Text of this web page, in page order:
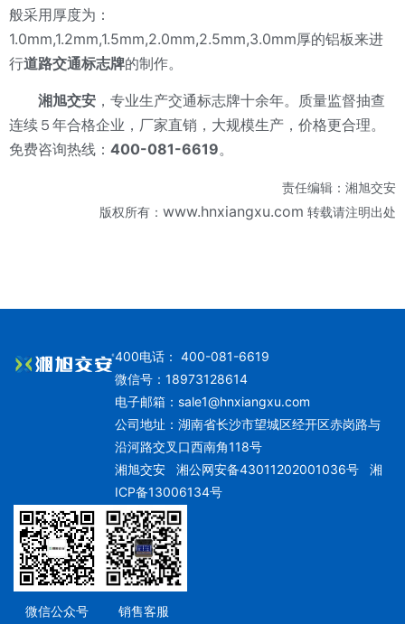
般采用厚度为：
1.0mm,1.2mm,1.5mm,2.0mm,2.5mm,3.0mm厚的铝板来进
行道路交通标志牌的制作。
湘旭交安 ，专业生产交通标志牌十余年。质量监督抽查
连续５年合格企业，厂家直销，大规模生产，价格更合理。
免费咨询热线： 400-081-6619。
责任编辑：湘旭交安
版权所有： www.hnxiangxu.com 转载请注明出处
400电话： 400-081-6619
微信号：18973128614
电子邮箱： sale1@hnxiangxu.com
公司地址：湖南省长沙市望城区经开区赤岗路与
沿河路交叉口西南角118号
湘旭交安湘公网安备43011202001036号
湘
ICP备13006134号
微信公众号 销售客服